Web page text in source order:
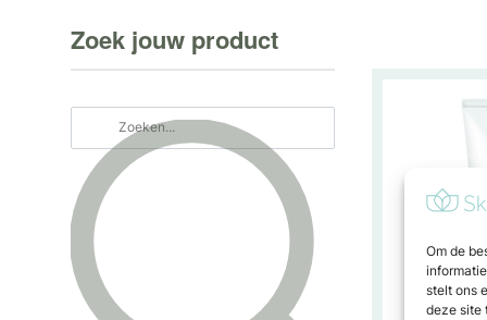
Om de
stelt ons
deze site
Zoek jouw product